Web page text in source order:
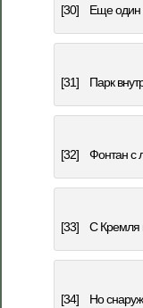
[30] Еще один
[31] Парк
[32] Фонтан с
[33] С Кремля
[34] Но